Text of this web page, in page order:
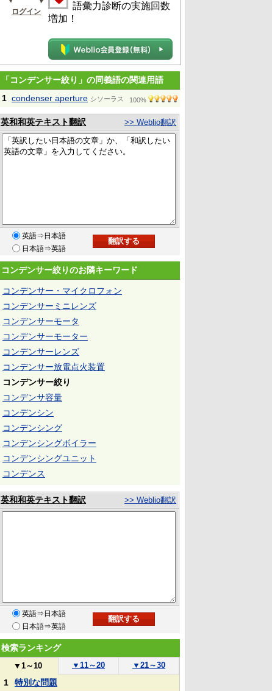
ログイン
語彙力診断の実施回数
増加！
「コンデンサー絞り」の同義語の関連用語
1 condenser aperture シソーラス 100%
英和和英テキスト翻訳 >> Weblio翻訳
英語⇒日本語
日本語⇒英語
コンデンサー絞りのお隣キーワード
コンデンサー・マイクロフォン
コンデンサーミニレンズ
コンデンサーモータ
コンデンサーモーター
コンデンサーレンズ
コンデンサー放電点火装置
コンデンサー絞り
コンデンサ容量
コンデンシン
コンデンシング
コンデンシングボイラー
コンデンシングユニット
コンデンス
英和和英テキスト翻訳 >> Weblio翻訳
英語⇒日本語
日本語⇒英語
検索ランキング
▼ 1～10 ▼ 11～20 ▼ 21～30
1
特別な問題